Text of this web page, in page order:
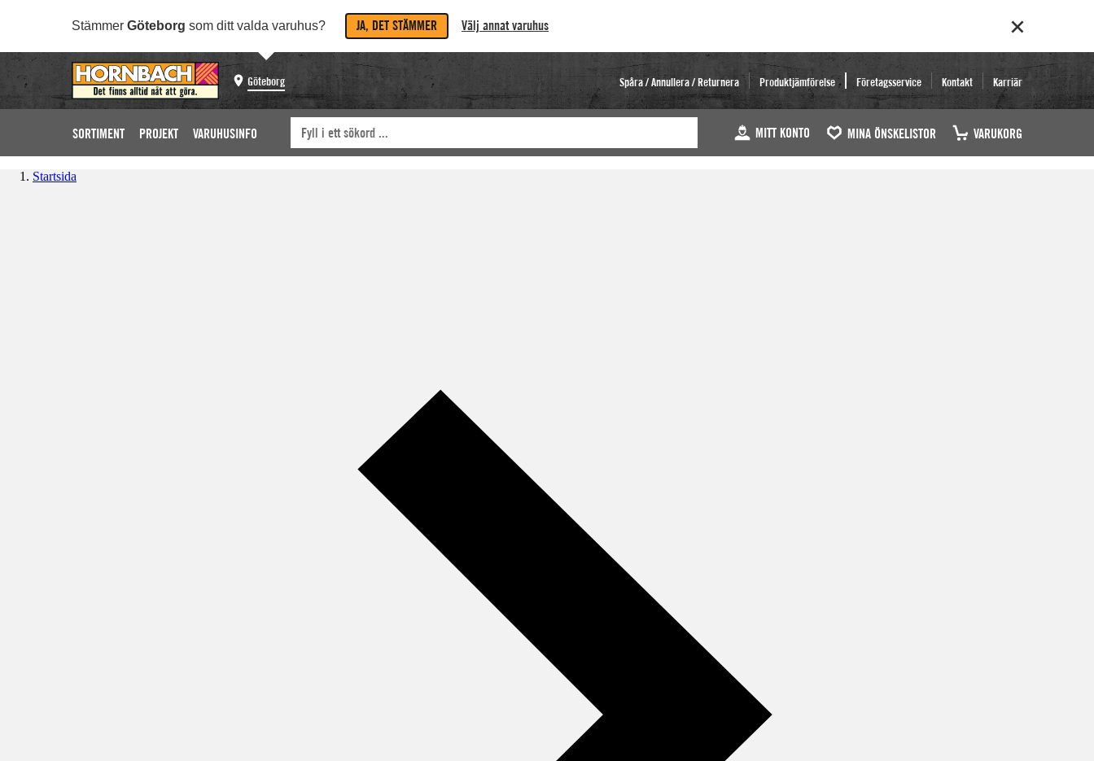
Stämmer Göteborg som ditt valda varuhus? JA, DET STÄMMER Välj annat varuhus
Göteborg Spåra / Annullera / Returnera Produktjämförelse Företagsservice Kontakt Karriär
SORTIMENT PROJEKT VARUHUSINFO MITT KONTO MINA ÖNSKELISTOR VARUKORG
Startsida